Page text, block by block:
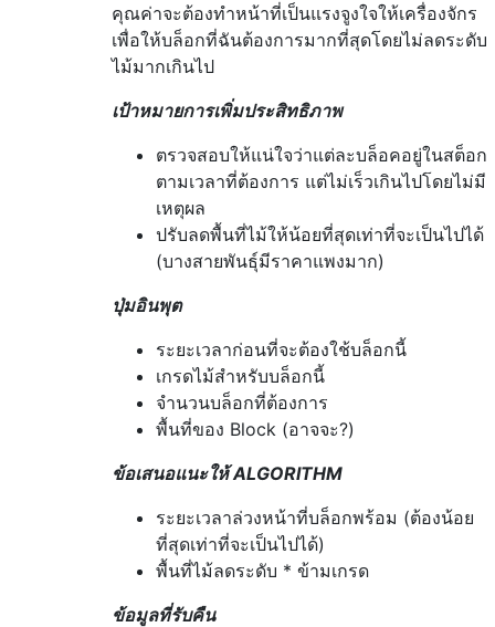
คุณค่าจะต้องทำหน้าที่เป็นแรงจูงใจให้เครื่องจักร
เพื่อให้บล็อกที่ฉันต้องการมากที่สุดโดยไม่ลดระดับ
ไม้มากเกินไป
เป้าหมายการเพิ่มประสิทธิภาพ
ตรวจสอบให้แน่ใจว่าแต่ละบล็อคอยู่ในสต็อก
ตามเวลาที่ต้องการ แต่ไม่เร็วเกินไปโดยไม่มี
เหตุผล
ปรับลดพื้นที่ไม้ให้น้อยที่สุดเท่าที่จะเป็นไปได้
(บางสายพันธุ์มีราคาแพงมาก)
ปุ่มอินพุต
ระยะเวลาก่อนที่จะต้องใช้บล็อกนี้
เกรดไม้สำหรับบล็อกนี้
จำนวนบล็อกที่ต้องการ
พื้นที่ของ Block (อาจจะ?)
ข้อเสนอแนะให้ ALGORITHM
ระยะเวลาล่วงหน้าที่บล็อกพร้อม (ต้องน้อย
ที่สุดเท่าที่จะเป็นไปได้)
พื้นที่ไม้ลดระดับ * ข้ามเกรด
ข้อมูลที่รับคืน